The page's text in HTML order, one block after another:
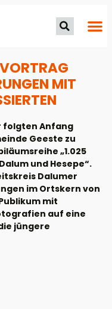
MIT
folgten Anfang
Geeste zu
„1.025
und Hesepe“.
Dalumer
im Ortskern von
mit
auf eine
jüngere